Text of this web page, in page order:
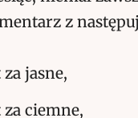
z
za jasne,
za ciemne,